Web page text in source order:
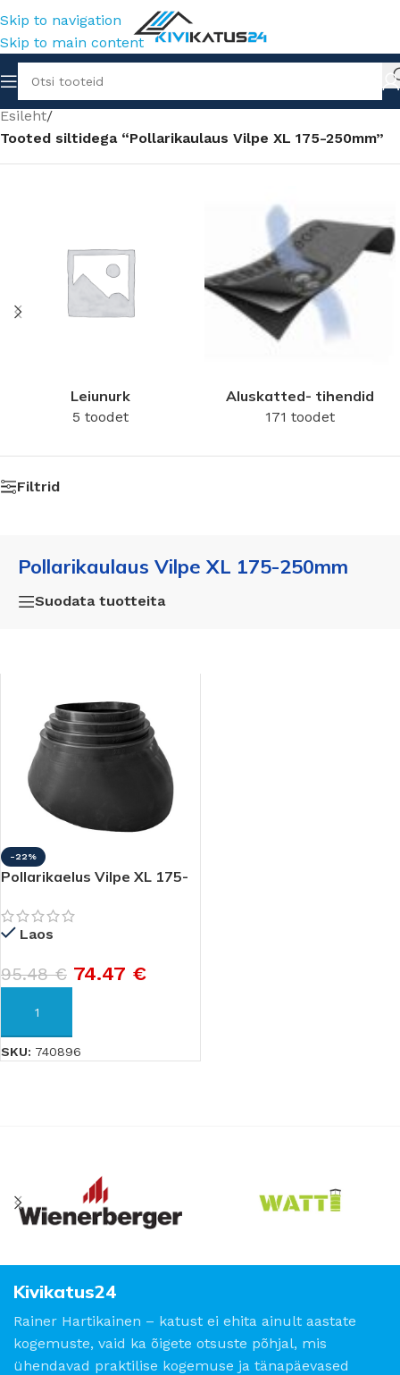
Skip to navigation
Skip to main content
Esileht/
Tooted siltidega “Pollarikaulaus Vilpe XL 175-250mm”
Leiunurk
5 toodet
Aluskatted- tihendid
171 toodet
Filtrid
Pollarikaulaus Vilpe XL 175-250mm
Suodata tuotteita
-22%
Pollarikaelus Vilpe XL 175-
Laos
95.48€ 74.47 €
LISA KORVI
SKU: 740896
Kivikatus24
Rainer Hartikainen – katust ei ehita ainult aastate
kogemuste, vaid ka õigete otsuste põhjal, mis
ühendavad praktilise kogemuse ja tänapäevased